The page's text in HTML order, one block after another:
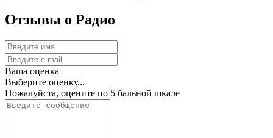
Отзывы о Радио
Ваша оценка
Выберите оценку...
Пожалуйста, оцените по 5 бальной шкале